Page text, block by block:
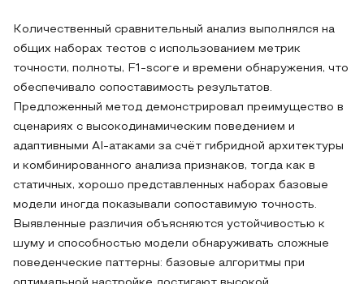
Количественный сравнительный анализ выполнялся на
общих наборах тестов с использованием метрик
точности, полноты, F1-score и времени обнаружения, что
обеспечивало сопоставимость результатов.
Предложенный метод демонстрировал преимущество в
сценариях с высокодинамическим поведением и
адаптивными AI-атаками за счёт гибридной архитектуры
и комбинированного анализа признаков, тогда как в
статичных, хорошо представленных наборах базовые
модели иногда показывали сопоставимую точность.
Выявленные различия объясняются устойчивостью к
шуму и способностью модели обнаруживать сложные
поведенческие паттерны: базовые алгоритмы при